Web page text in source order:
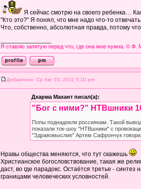
Я сейчас смотрю на своего ребенка…
"Кто это?" Я понял, что мне надо что-то
Что, собственно, абсолютная правда, потому
Я ставлю запятую перед что, где она мне нужна. © Ф.
Добавлено: Ср Авг 03, 2011 5:10 pm
Дхарма Махант писал(а):
"Бог с ними?" НТВшники
Попы поднадоели россиянам. Такой
показали ток-шоу "НТВшники" с
"Здравомыслие" Артем Сафрончук
Нравы общества меняются, что тут скажешь
Христианское богословствование, такая же
даст, во где парадокс. Остаётся третье -
границами человеческих условностей.